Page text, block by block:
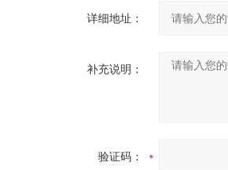
详细地址：
补充说明：
验证码：